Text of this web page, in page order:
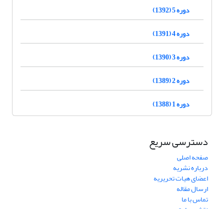
دوره 5 (1392)
دوره 4 (1391)
دوره 3 (1390)
دوره 2 (1389)
دوره 1 (1388)
دسترسی سریع
صفحه اصلی
درباره نشریه
اعضای هیات تحریریه
ارسال مقاله
تماس با ما